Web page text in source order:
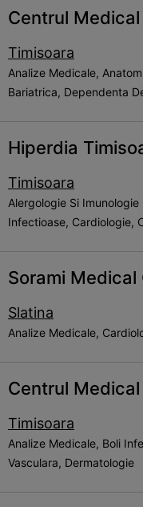
Centrul
Timisoara
Analize Medicale,
Bariatrica, Dependenta
Hiperdia
Timisoara
Alergologie Si
Infectioase, Cardiologie,
Sorami Medical
Slatina
Analize Medicale,
Centrul
Timisoara
Analize Medicale, Boli
Vasculara, Dermatologie